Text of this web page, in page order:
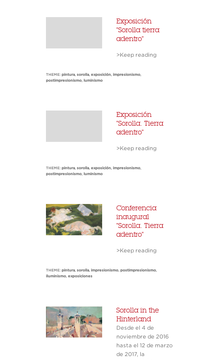
Exposición
"Sorolla tierra
adentro"
>Keep reading
THEME: pintura, sorolla, exposición, impresionismo,
postimpresionismo, luminismo
Exposición
"Sorolla. Tierra
adentro"
>Keep reading
THEME: pintura, sorolla, exposición, impresionismo,
postimpresionismo, luminismo
Conferencia
inaugural
"Sorolla. Tierra
adentro"
>Keep reading
THEME: pintura, sorolla, impresionismo, postimpresionismo,
iluminismo, exposiciones
Sorolla in the
Hinterland
Desde el 4 de
noviembre de 2016
hasta el 12 de marzo
de 2017, la